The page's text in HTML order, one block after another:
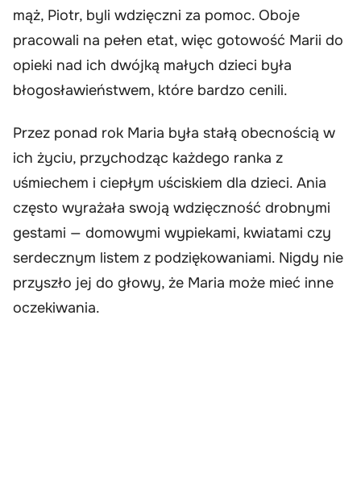
mąż, Piotr, byli wdzięczni za pomoc. Oboje
pracowali na pełen etat, więc gotowość Marii do
opieki nad ich dwójką małych dzieci była
błogosławieństwem, które bardzo cenili.
Przez ponad rok Maria była stałą obecnością w
ich życiu, przychodząc każdego ranka z
uśmiechem i ciepłym uściskiem dla dzieci. Ania
często wyrażała swoją wdzięczność drobnymi
gestami — domowymi wypiekami, kwiatami czy
serdecznym listem z podziękowaniami. Nigdy nie
przyszło jej do głowy, że Maria może mieć inne
oczekiwania.